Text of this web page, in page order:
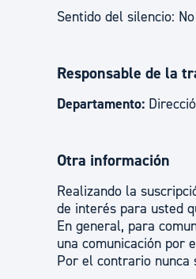
Sentido del silencio:
Responsable de la
Departamento:
Otra información
Realizando la
de interés para usted
En general, para
una comunicación por
Por el contrario nunca